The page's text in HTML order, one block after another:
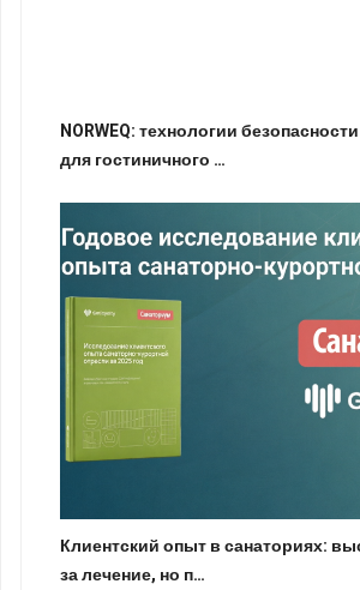
NORWEQ: технологии
для гостиничного …
Клиентский опыт в санаториях:
за лечение, но п…